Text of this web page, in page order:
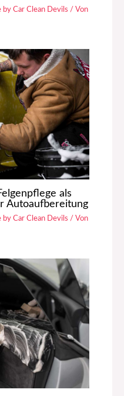
Car Clean Devils / Von
als
Autoaufbereitung
Car Clean Devils / Von